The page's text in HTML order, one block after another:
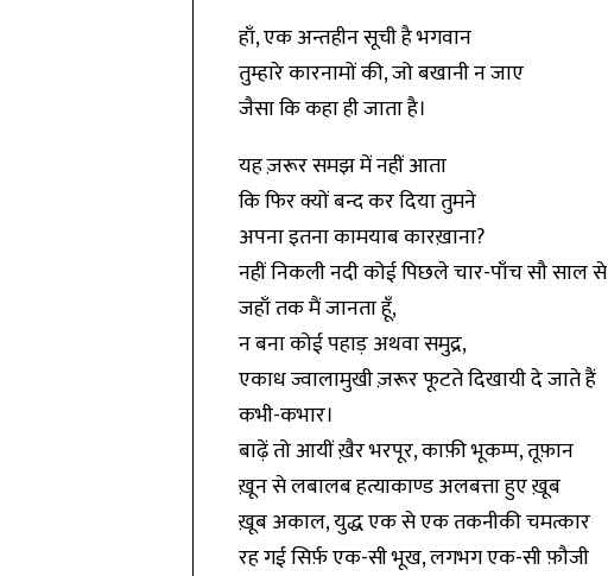
हाँ, एक अन्तहीन सूची है भगवान
तुम्हारे कारनामों की, जो बखानी न जाए
जैसा कि कहा ही जाता है।
यह ज़रूर समझ में नहीं आता
कि फिर क्यों बन्द कर दिया तुमने
अपना इतना कामयाब कारख़ाना?
नहीं निकली नदी कोई पिछले चार-पाँच सौ साल से
जहाँ तक मैं जानता हूँ,
न बना कोई पहाड़ अथवा समुद्र,
एकाध ज्वालामुखी ज़रूर फूटते दिखायी दे जाते हैं
कभी-कभार।
बाढ़ें तो आयीं ख़ैर भरपूर, काफ़ी भूकम्प, तूफ़ान
ख़ून से लबालब हत्याकाण्ड अलबत्ता हुए ख़ूब
ख़ूब अकाल, युद्ध एक से एक तकनीकी चमत्कार
रह गई सिर्फ़ एक-सी भूख, लगभग एक-सी फ़ौजी